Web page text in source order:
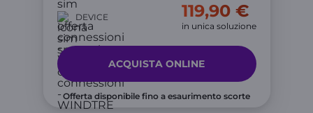
DEVICE 119,90 €
in unica soluzione
ACQUISTA ONLINE
Offerta disponibile fino a esaurimento scorte